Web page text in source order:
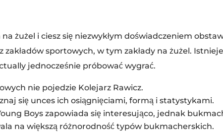
żużel i ciesz się niezwykłym doświadczeniem
sportowych, w tym zakłady na żużel.
jednocześnie próbować wygrać.
nie pojedzie Kolejarz Rawicz.
się unces ich osiągnięciami, formą i statystykami.
Boys zapowiada się interesująco, jednak
na większą różnorodność typów bukmacherskich.